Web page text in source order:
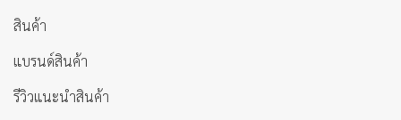
สินค้า
แบรนด์สินค้า
รีวิวแนะนำสินค้า